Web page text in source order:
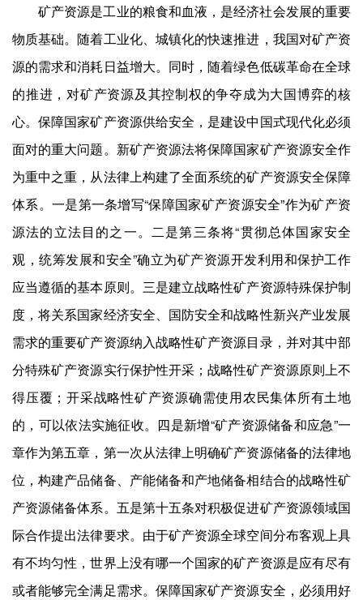
矿产资源是工业的粮食和血液，是经济社会发展的重要
物质基础。随着工业化、城镇化的快速推进，我国对矿产资
源的需求和消耗日益增大。同时，随着绿色低碳革命在全球
的推进，对矿产资源及其控制权的争夺成为大国博弈的核
心。保障国家矿产资源供给安全，是建设中国式现代化必须
面对的重大问题。新矿产资源法将保障国家矿产资源安全作
为重中之重，从法律上构建了全面系统的矿产资源安全保障
体系。一是第一条增写“保障国家矿产资源安全”作为矿产资
源法的立法目的之一。二是第三条将“贯彻总体国家安全
观，统筹发展和安全”确立为矿产资源开发利用和保护工作
应当遵循的基本原则。三是建立战略性矿产资源特殊保护制
度，将关系国家经济安全、国防安全和战略性新兴产业发展
需求的重要矿产资源纳入战略性矿产资源目录，并对其中部
分特殊矿产资源实行保护性开采；战略性矿产资源原则上不
得压覆；开采战略性矿产资源确需使用农民集体所有土地
的，可以依法实施征收。四是新增“矿产资源储备和应急”一
章作为第五章，第一次从法律上明确矿产资源储备的法律地
位，构建产品储备、产能储备和产地储备相结合的战略性矿
产资源储备体系。五是第十五条对积极促进矿产资源领域国
际合作提出法律要求。由于矿产资源全球空间分布客观上具
有不均匀性，世界上没有哪一个国家的矿产资源是应有尽有
或者能够完全满足需求。保障国家矿产资源安全，必须用好